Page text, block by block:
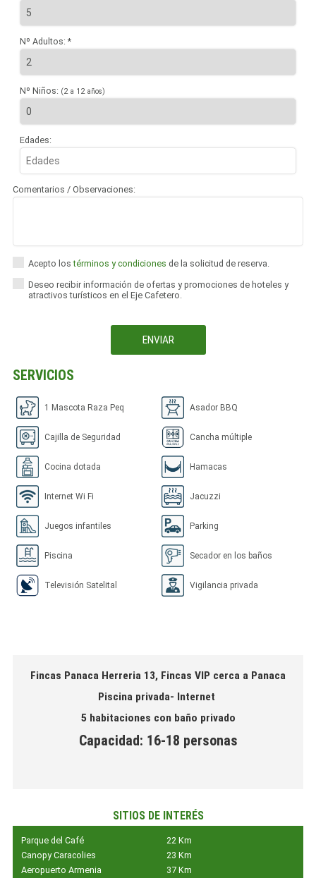
Nº Adultos: *
Nº Niños: (2 a 12 años)
Edades:
Comentarios / Observaciones:
Acepto lostérminos y condiciones de la solicitud de reserva.
Deseo recibir información de ofertas y promociones de hoteles y
atractivos turísticos en el Eje Cafetero.
SERVICIOS
1 Mascota Raza Peq Asador BBQ
Cajilla de Seguridad Cancha múltiple
Cocina dotada Hamacas
Internet Wi Fi Jacuzzi
Juegos infantiles Parking
Piscina Secador en los baños
Televisión Satelital Vigilancia privada
Fincas Panaca Herreria 13, Fincas VIP cerca a Panaca
Piscina privada- Internet
5 habitaciones con baño privado
Capacidad: 16-18 personas
SITIOS DE INTERÉS
Parque del Café
22 Km
Canopy Caracolies
23 Km
Aeropuerto Armenia
37 Km